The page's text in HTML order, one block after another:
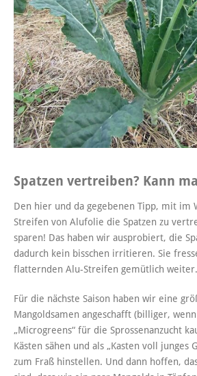
Spatzen vertreiben? Kann
Den hier und da gegebenen Tipp, mit im
Streifen von Alufolie die Spatzen zu
sparen! Das haben wir ausprobiert, die
dadurch kein bisschen irritieren. Sie
flatternden Alu-Streifen gemütlich weiter.
Für die nächste Saison haben wir eine
Mangoldsamen angeschafft (billiger,
„Microgreens“ für die Sprossenanzucht
Kästen sähen und als „Kasten voll junges
zum Fraß hinstellen. Und dann hoffen,